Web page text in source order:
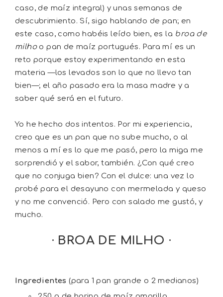
caso, de maíz integral) y unas semanas de
descubrimiento. Sí, sigo hablando de pan; en
este caso, como habéis leído bien, es la broa de
milhoo pan de maíz portugués. Para mí es un
reto porque estoy experimentando en esta
materia —los levados son lo que no llevo tan
bien—; el año pasado era la masa madre y a
saber qué será en el futuro.
Yo he hecho dos intentos. Por mi experiencia,
creo que es un pan que no sube mucho, o al
menos a mí es lo que me pasó, pero la miga me
sorprendió y el sabor, también. ¿Con qué creo
que no conjuga bien? Con el dulce: una vez lo
probé para el desayuno con mermelada y queso
y no me convenció. Pero con salado me gustó, y
mucho.
· BROA DE MILHO ·
Ingredientes(para 1 pan grande o 2 medianos)